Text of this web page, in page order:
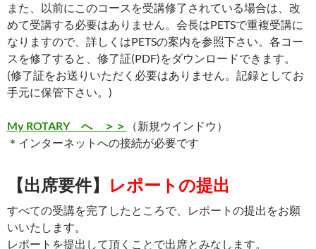
また、以前にこのコースを受講修了されている場合は、改
めて受講する必要はありません。会長はPETSで重複受講に
なりますので、詳しくはPETSの案内を参照下さい。各コー
スを修了すると、修了証(PDF)をダウンロードできます。
(修了証をお送りいただく必要はありません。記録としてお
手元に保管下さい。)
My ROTARY へ ＞＞
（新規ウインドウ）
＊インターネットへの接続が必要です
【出席要件】 レポートの提出
すべての受講を完了したところで、レポートの提出をお願
いいたします。
レポートを提出して頂くことで出席とみなします。